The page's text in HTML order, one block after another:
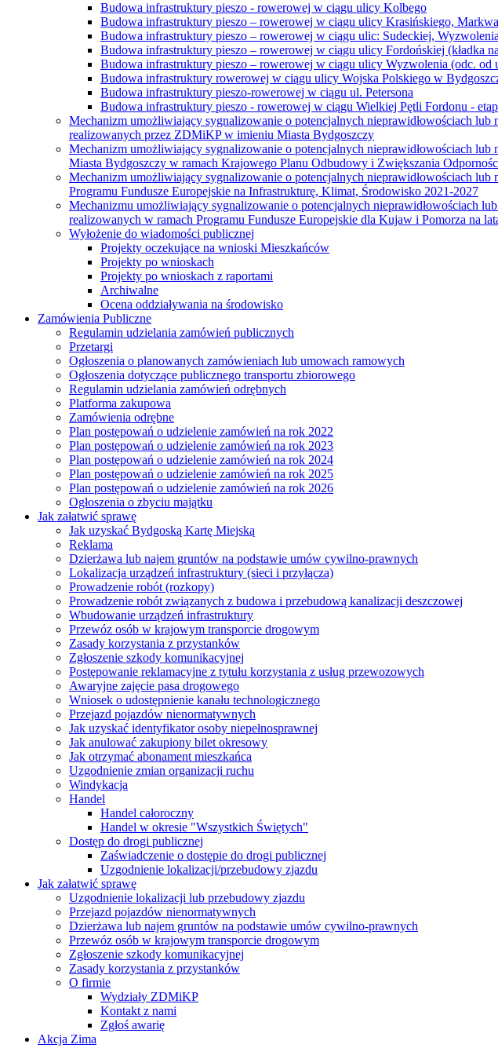
Budowa infrastruktury pieszo - rowerowej w ciągu ulicy Kolbego
Budowa infrastruktury pieszo – rowerowej w ciągu ulicy Krasińskiego,
Budowa infrastruktury pieszo – rowerowej w ciągu ulic: Sudeckiej,
Budowa infrastruktury pieszo – rowerowej w ciągu ulicy Fordońskiej (kładka
Budowa infrastruktury pieszo – rowerowej w ciągu ulicy Wyzwolenia (odc. od
Budowa infrastruktury rowerowej w ciągu ulicy Wojska Polskiego w
Budowa infrastruktury pieszo-rowerowej w ciągu ul. Petersona
Budowa infrastruktury pieszo - rowerowej w ciągu Wielkiej Pętli Fordonu -
Mechanizm umożliwiający sygnalizowanie o potencjalnych nieprawidłowościach
realizowanych przez ZDMiKP w imieniu Miasta Bydgoszczy
Mechanizm umożliwiający sygnalizowanie o potencjalnych nieprawidłowościach
Miasta Bydgoszczy w ramach Krajowego Planu Odbudowy i Zwiększania
Mechanizm umożliwiający sygnalizowanie o potencjalnych nieprawidłowościach
Programu Fundusze Europejskie na Infrastrukturę, Klimat, Środowisko 2021-2027
Mechanizmu umożliwiający sygnalizowanie o potencjalnych nieprawidłowościach
realizowanych w ramach Programu Fundusze Europejskie dla Kujaw i Pomorza na
Wyłożenie do wiadomości publicznej
Projekty oczekujące na wnioski Mieszkańców
Projekty po wnioskach
Projekty po wnioskach z raportami
Archiwalne
Ocena oddziaływania na środowisko
Zamówienia Publiczne
Regulamin udzielania zamówień publicznych
Przetargi
Ogłoszenia o planowanych zamówieniach lub umowach ramowych
Ogłoszenia dotyczące publicznego transportu zbiorowego
Regulamin udzielania zamówień odrębnych
Platforma zakupowa
Zamówienia odrębne
Plan postępowań o udzielenie zamówień na rok 2022
Plan postępowań o udzielenie zamówień na rok 2023
Plan postępowań o udzielenie zamówień na rok 2024
Plan postępowań o udzielenie zamówień na rok 2025
Plan postępowań o udzielenie zamówień na rok 2026
Ogłoszenia o zbyciu majątku
Jak załatwić sprawę
Jak uzyskać Bydgoską Kartę Miejską
Reklama
Dzierżawa lub najem gruntów na podstawie umów cywilno-prawnych
Lokalizacja urządzeń infrastruktury (sieci i przyłącza)
Prowadzenie robót (rozkopy)
Prowadzenie robót związanych z budowa i przebudową kanalizacji deszczowej
Wbudowanie urządzeń infrastruktury
Przewóz osób w krajowym transporcie drogowym
Zasady korzystania z przystanków
Zgłoszenie szkody komunikacyjnej
Postępowanie reklamacyjne z tytułu korzystania z usług przewozowych
Awaryjne zajęcie pasa drogowego
Wniosek o udostępnienie kanału technologicznego
Przejazd pojazdów nienormatywnych
Jak uzyskać identyfikator osoby niepełnosprawnej
Jak anulować zakupiony bilet okresowy
Jak otrzymać abonament mieszkańca
Uzgodnienie zmian organizacji ruchu
Windykacja
Handel
Handel całoroczny
Handel w okresie "Wszystkich Świętych"
Dostęp do drogi publicznej
Zaświadczenie o dostępie do drogi publicznej
Uzgodnienie lokalizacji/przebudowy zjazdu
Jak załatwić sprawę
Uzgodnienie lokalizacji lub przebudowy zjazdu
Przejazd pojazdów nienormatywnych
Dzierżawa lub najem gruntów na podstawie umów cywilno-prawnych
Przewóz osób w krajowym transporcie drogowym
Zgłoszenie szkody komunikacyjnej
Zasady korzystania z przystanków
O firmie
Wydziały ZDMiKP
Kontakt z nami
Zgłoś awarię
Akcja Zima